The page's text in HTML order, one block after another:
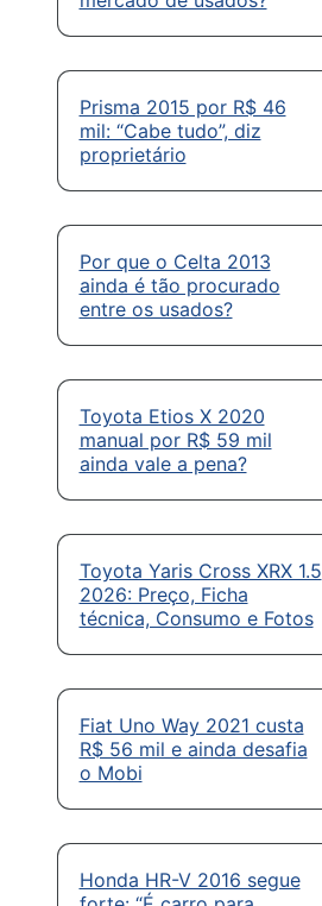
Prisma 2015 por R$ 46
mil: “Cabe tudo”, diz
proprietário
Por que o Celta 2013
ainda é tão procurado
entre os usados?
Toyota Etios X 2020
manual por R$ 59 mil
ainda vale a pena?
Toyota Yaris Cross XRX 1.5
2026: Preço, Ficha
técnica, Consumo e Fotos
Fiat Uno Way 2021 custa
R$ 56 mil e ainda desafia
o Mobi
Honda HR-V 2016 segue